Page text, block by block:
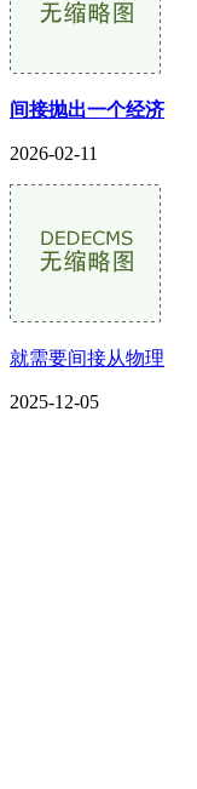
间接抛出一个经济
2026-02-11
就需要间接从物理
2025-12-05